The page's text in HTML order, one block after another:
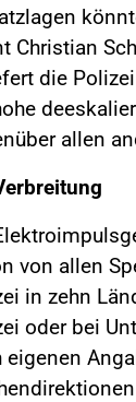
Christian
die
allen
von allen
in zehn
oder bei
eigenen